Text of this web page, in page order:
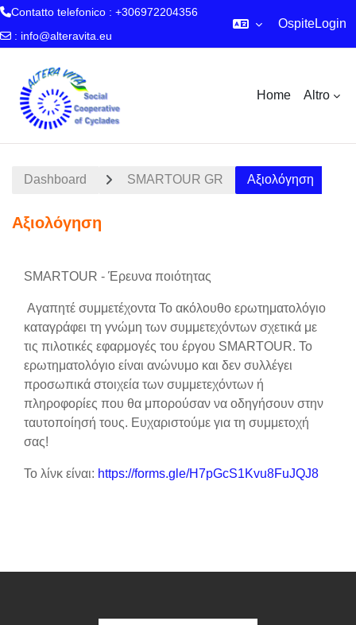
Contatto telefonico : +306972204356
: info@alteravita.eu
OspiteLogin
Home Altro
Dashboard SMARTOUR GR Αξιολόγηση
Αξιολόγηση
Schema della sezione
SMARTOUR - Έρευνα ποιότητας
Αγαπητέ συμμετέχοντα Το ακόλουθο ερωτηματολόγιο
καταγράφει τη γνώμη των συμμετεχόντων σχετικά με
τις πιλοτικές εφαρμογές του έργου SMARTOUR. Το
ερωτηματολόγιο είναι ανώνυμο και δεν συλλέγει
προσωπικά στοιχεία των συμμετεχόντων ή
πληροφορίες που θα μπορούσαν να οδηγήσουν στην
ταυτοποίησή τους. Ευχαριστούμε για τη συμμετοχή
σας!
Το λίνκ είναι: https://forms.gle/H7pGcS1Kvu8FuJQJ8